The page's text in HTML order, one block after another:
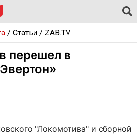
/ Статьи/ ZAB.TV
перешел в
"Локомотива" и сборной